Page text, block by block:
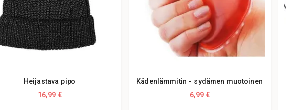
Heijastava pipo
16,99 €
Kädenlämmitin - sydämen muotoinen
6,99 €